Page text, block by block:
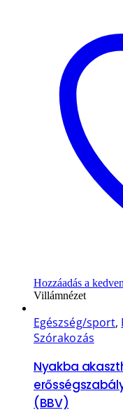
Hozzáadás a
Villámnézet
Egészség/sport,
Szórakozás
Nyakba
(BBV)